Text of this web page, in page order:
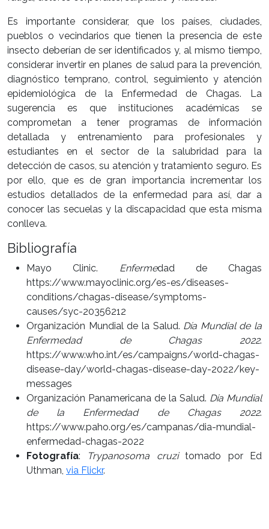
Es importante considerar, que los países, ciudades,
pueblos o vecindarios que tienen la presencia de este
insecto deberían de ser identificados y, al mismo tiempo,
considerar invertir en planes de salud para la prevención,
diagnóstico temprano, control, seguimiento y atención
epidemiológica de la Enfermedad de Chagas. La
sugerencia es que instituciones académicas se
comprometan a tener programas de información
detallada y entrenamiento para profesionales y
estudiantes en el sector de la salubridad para la
detección de casos, su atención y tratamiento seguro. Es
por ello, que es de gran importancia incrementar los
estudios detallados de la enfermedad para así, dar a
conocer las secuelas y la discapacidad que esta misma
conlleva.
Bibliografía
Mayo Clinic. Enfermedad de Chagas
https://www.mayoclinic.org/es-es/diseases-
conditions/chagas-disease/symptoms-
causes/syc-20356212
Organización Mundial de la Salud. Día Mundial de la
Enfermedad de Chagas 2022.
https://www.who.int/es/campaigns/world-chagas-
disease-day/world-chagas-disease-day-2022/key-
messages
Organización Panamericana de la Salud. Día Mundial
de la Enfermedad de Chagas 2022.
https://www.paho.org/es/campanas/dia-mundial-
enfermedad-chagas-2022
Fotografía: Trypanosoma cruzitomado por Ed
Uthman, via Flickr.